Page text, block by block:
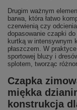
Drugim ważnym
barwa, która łatwo
czerwienią czy
dopasowanie czapki
kurtką w intensywnym
płaszczem. W
sportowej bluzy i
splotem, tworząc
Czapka
miękka
konstrukcja